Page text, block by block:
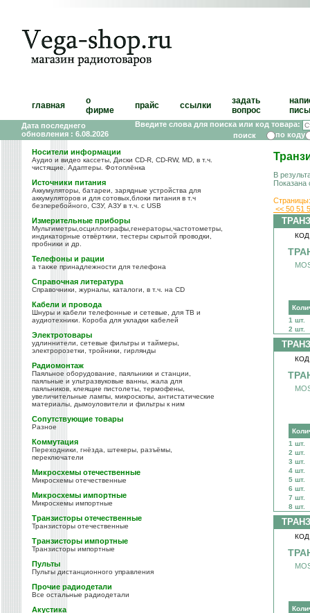
главная
о
фирме
прайс ссылки
задать
вопрос
Дата последнего
обновления : 6.08.2026
Введите слова для поиска или код товара:
по коду
Носители информации
Аудио и видео кассеты, Диски CD-R, CD-RW, MD, в т.ч.
чистящие. Адаптеры. Фотоплёнка
Источники питания
Аккумуляторы, батареи, зарядные устройства для
аккумуляторов и для сотовых,блоки питания в т.ч
безперебойного, СЗУ, АЗУ в т.ч. с USB
Измерительные приборы
Мультиметры,осциллографы,генераторы,частотометры,
индикаторные отвёрткии, тестеры скрытой проводки,
пробники и др.
Телефоны и рации
а также принадлежности для телефона
Справочная литература
Справочники, журналы, каталоги, в т.ч. на CD
Кабели и провода
Шнуры и кабели телефонные и сетевые, для ТВ и
аудиотехники. Короба для укладки кабелей
Электротовары
удлиннители, сетевые фильтры и таймеры,
электророзетки, тройники, гирлянды
Радиомонтаж
Паяльное оборудование, паяльники и станции,
паяльные и ультразвуковые ванны, жала для
паяльников, клеящие пистолеты, термофены,
увеличительные лампы, микроскопы, антистатические
материалы, дымоуловители и фильтры к ним
Сопутствующие товары
Разное
Коммутация
Переходники, гнёзда, штекеры, разъёмы,
переключатели
Микросхемы отечественные
Микросхемы отечественные
Микросхемы импортные
Микросхемы импортные
Транзисторы отечественные
Транзисторы отечественные
Транзисторы импортные
Транзисторы импортные
Пульты
Пульты дистанционного управления
Прочие радиодетали
Все остальные радиодетали
Акустика
В
Показана
Страницы:
<< 50 51
КОД
1 шт.
2 шт.
КОД
1 шт.
2 шт.
3 шт.
4 шт.
5 шт.
6 шт.
7 шт.
8 шт.
КОД